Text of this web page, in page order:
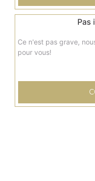
Tiramisu
Glace ben &
Pas
Ce n'est pas grave,
pour vous!